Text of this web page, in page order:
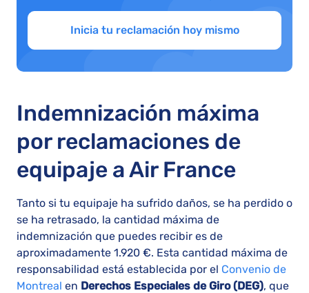
Inicia tu reclamación hoy mismo
Indemnización máxima
por reclamaciones de
equipaje a Air France
Tanto si tu equipaje ha sufrido daños, se ha perdido o
se ha retrasado, la cantidad máxima de
indemnización que puedes recibir es de
aproximadamente 1.920 €. Esta cantidad máxima de
responsabilidad está establecida por el Convenio de
Montreal en Derechos Especiales de Giro (DEG), que